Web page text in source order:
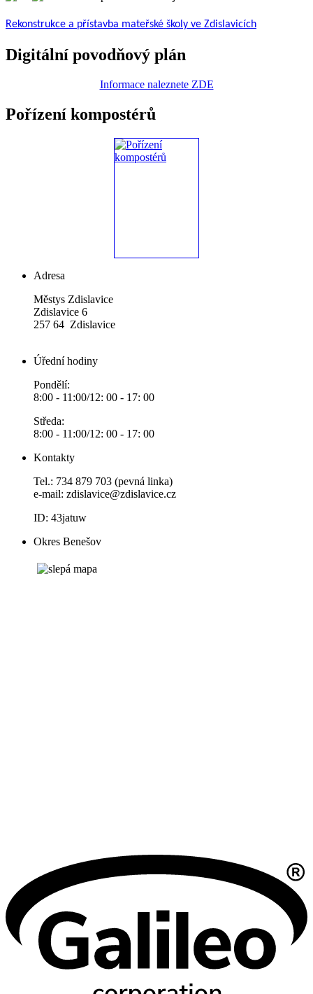
Rekonstrukce a přístavba mateřské školy ve Zdislavicích
Digitální povodňový plán
Informace naleznete ZDE
Pořízení kompostérů
Adresa
Městys Zdislavice
Zdislavice 6
257 64 Zdislavice
Úřední hodiny
Pondělí:
8:00 - 11:00/12: 00 - 17: 00
Středa:
8:00 - 11:00/12: 00 - 17: 00
Kontakty
Tel.: 734 879 703 (pevná linka)
e-mail: zdislavice@zdislavice.cz
ID: 43jatuw
Okres Benešov